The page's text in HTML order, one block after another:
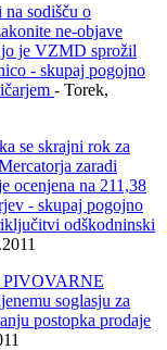
sodišču o
ne-objave
jo je VZMD sprožil
- skupaj pogojno
- Torek,
se skrajni rok za
zaradi
ocenjena na 211,38
- skupaj pogojno
odškodninski
PIVOVARNE
soglasju za
postopka prodaje